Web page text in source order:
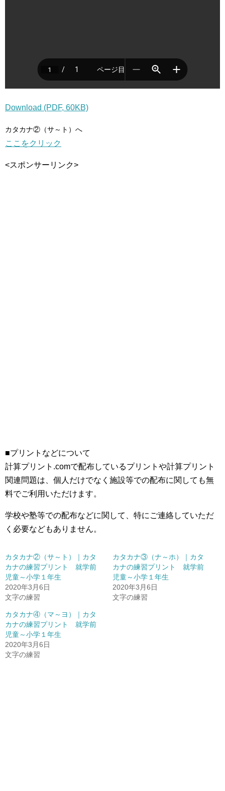
Download (PDF, 60KB)
カタカナ②（サ～ト）へ
ここをクリック
<スポンサーリンク>
■プリントなどについて
計算プリント.comで配布しているプリントや計算プリント
関連問題は、個人だけでなく施設等での配布に関しても無
料でご利用いただけます。
学校や塾等での配布などに関して、特にご連絡していただ
く必要などもありません。
カタカナ②（サ～ト）｜カタ
カナの練習プリント 就学前
児童～小学１年生
2020年3月6日
文字の練習
カタカナ③（ナ～ホ）｜カタ
カナの練習プリント 就学前
児童～小学１年生
2020年3月6日
文字の練習
カタカナ④（マ～ヨ）｜カタ
カナの練習プリント 就学前
児童～小学１年生
2020年3月6日
文字の練習